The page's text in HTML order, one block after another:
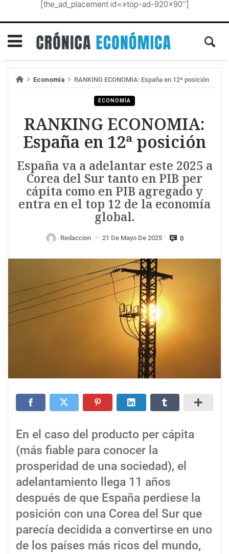
[the_ad_placement id=»top-ad-920×90″]
Economía RANKING ECONOMIA: España en 12ª posición
ECONOMÍA
RANKING ECONOMIA:
España en 12ª posición
España va a adelantar este 2025 a
Corea del Sur tanto en PIB per
cápita como en PIB agregado y
entra en el top 12 de la economía
global.
Redaccion — 21 De Mayo De 2025 0
En el caso del producto per cápita
(más fiable para conocer la
prosperidad de una sociedad), el
adelantamiento llega 11 años
después de que España perdiese la
posición con una Corea del Sur que
parecía decidida a convertirse en uno
de los países más ricos del mundo,